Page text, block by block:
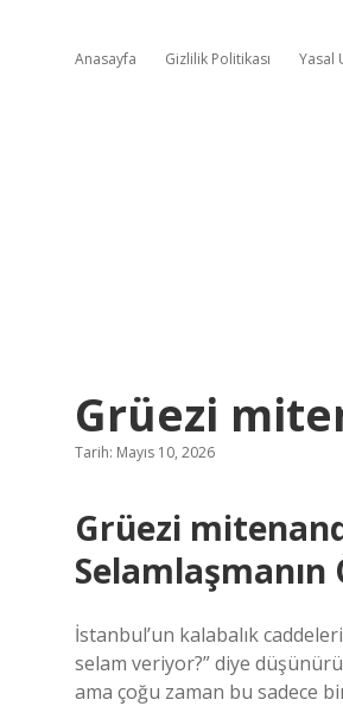
Anasayfa Gizlilik Politikası Yasal
Grüezi
Tarih: Mayıs 10, 2026
Grüezi
Selamlaşmanın
İstanbul’un kalabalık
selam veriyor?” diye
ama çoğu zaman bu sadece